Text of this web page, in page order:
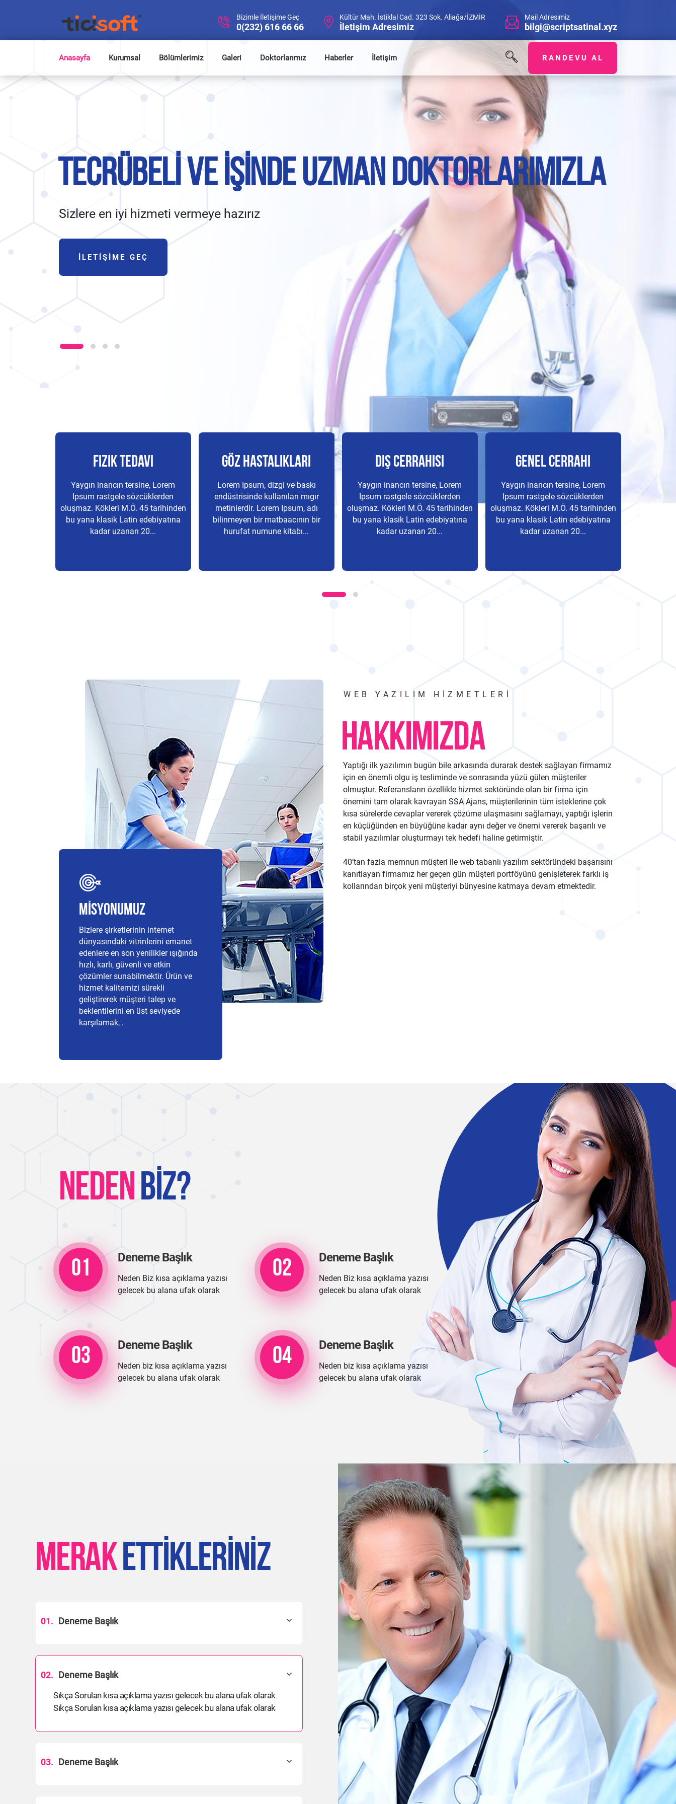
Bizimle İletişime Geç
0(232) 616 66 66
Kültür Mah. İstiklal Cad. 323 Sok. Aliağa/İZMİR
İletişim Adresimiz
Mail Adresimiz
bilgi@scriptsatinal.xyz
Anasayfa Kurumsal Bölümlerimiz Galeri Doktorlarımız Haberler İletişim RANDEVU AL
TECRÜBELI VE İŞINDE UZMAN DOKTORLARIMIZLA
Sizlere en iyi hizmeti vermeye hazırız
İLETIŞIME GEÇ
Fizik Tedavi
Yaygın inancın tersine, Lorem
Ipsum rastgele sözcüklerden
oluşmaz. Kökleri M.Ö. 45 tarihinden
bu yana klasik Latin edebiyatına
kadar uzanan 20...
Göz Hastalıkları
Lorem Ipsum, dizgi ve baskı
endüstrisinde kullanılan mıgır
metinlerdir. Lorem Ipsum, adı
bilinmeyen bir matbaacının bir
hurufat numune kitabı...
Diş Cerrahisi
Yaygın inancın tersine, Lorem
Ipsum rastgele sözcüklerden
oluşmaz. Kökleri M.Ö. 45 tarihinden
bu yana klasik Latin edebiyatına
kadar uzanan 20...
Genel Cerrahi
Yaygın inancın tersine, Lorem
Ipsum rastgele sözcüklerden
oluşmaz. Kökleri M.Ö. 45 tarihinden
bu yana klasik Latin edebiyatına
kadar uzanan 20...
MISYONUMUZ
Bizlere şirketlerinin internet
dünyasındaki vitrinlerini emanet
edenlere en son yenilikler ışığında
hızlı, karlı, güvenli ve etkin
çözümler sunabilmektir. Ürün ve
hizmet kalitemizi sürekli
geliştirerek müşteri talep ve
beklentilerini en üst seviyede
karşılamak, .
WEB YAZILIM HIZMETLERI
HAKKIMIZDA
Yaptığı ilk yazılımın bugün bile arkasında durarak destek sağlayan firmamız
için en önemli olgu iş tesliminde ve sonrasında yüzü gülen müşteriler
olmuştur. Referansların özellikle hizmet sektöründe olan bir firma için
önemini tam olarak kavrayan SSA Ajans, müşterilerinin tüm isteklerine çok
kısa sürelerde cevaplar vererek çözüme ulaşmasını sağlamayı, yaptığı işlerin
en küçüğünden en büyüğüne kadar aynı değer ve önemi vererek başarılı ve
stabil yazılımlar oluşturmayı tek hedefi haline getirmiştir.
40’tan fazla memnun müşteri ile web tabanlı yazılım sektöründeki başarısını
kanıtlayan firmamız her geçen gün müşteri portföyünü genişleterek farklı iş
kollarından birçok yeni müşteriyi bünyesine katmaya devam etmektedir.
NEDENBIZ?
01 Deneme Başlık
Neden Biz kısa açıklama yazısı
gelecek bu alana ufak olarak
02 Deneme Başlık
Neden Biz kısa açıklama yazısı
gelecek bu alana ufak olarak
03 Deneme Başlık
Neden biz kısa açıklama yazısı
gelecek bu alana ufak olarak
04 Deneme Başlık
Neden biz kısa açıklama yazısı
gelecek bu alana ufak olarak
MERAKETTIKLERINIZ
01. Deneme Başlık
02. Deneme Başlık
Sıkça Sorulan kısa açıklama yazısı gelecek bu alana ufak olarak
Sıkça Sorulan kısa açıklama yazısı gelecek bu alana ufak olarak
03. Deneme Başlık